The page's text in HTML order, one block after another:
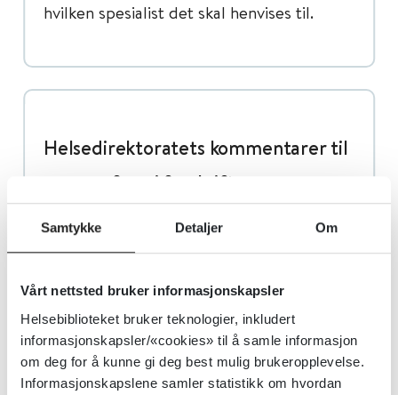
Samtykke Detaljer Om
Vårt nettsted bruker informasjonskapsler
Helsebiblioteket bruker teknologier, inkludert
informasjonskapsler/«cookies» til å samle informasjon
om deg for å kunne gi deg best mulig brukeropplevelse.
Informasjonskapslene samler statistikk om hvordan
hvilken spesialist det skal henvises til.
Helsedirektoratets kommentarer til
paragrafene i forskriften
Her utdyper vi enkelte bestemmelser i .